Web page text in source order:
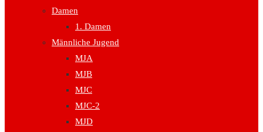
Damen
1. Damen
Männliche Jugend
MJA
MJB
MJC
MJC-2
MJD